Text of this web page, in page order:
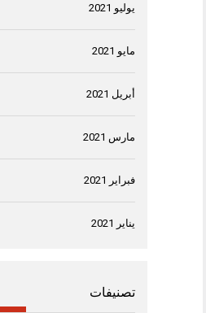
يوليو 2021
مايو 2021
أبريل 2021
مارس 2021
فبراير 2021
يناير 2021
تصنيفات